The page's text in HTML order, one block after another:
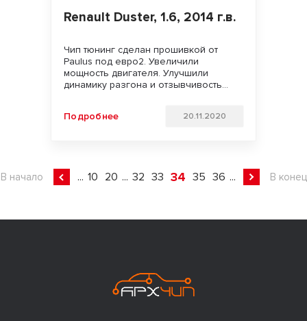
Renault Duster, 1.6, 2014 г.в.
Чип тюнинг сделан прошивкой от
Paulus под евро2. Увеличили
мощность двигателя. Улучшили
динамику разгона и отзывчивость
Подробнее 20.11.2020
В начало ... 10 20 ... 32 33 34 35 36 ... В конец